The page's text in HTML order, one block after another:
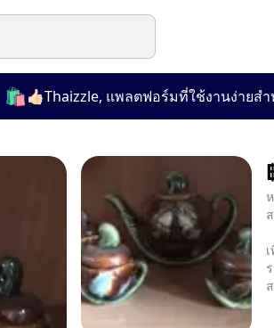
👍🏻Thaizzle, แพลตฟอร์มที่ใช้งานง่ายสำหรั